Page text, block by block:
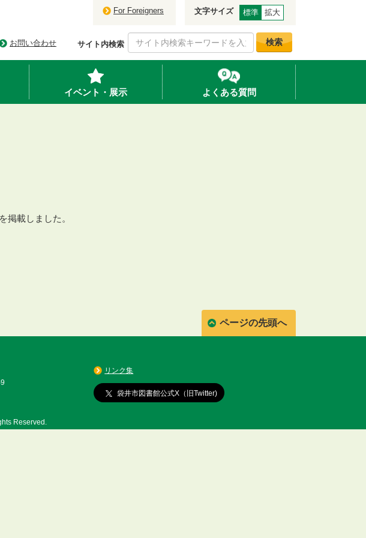
For Foreigners 文字サイズ 標準 拡大
お問い合わせ サイト内検索 検索
イベント・展示 よくある質問
掲載しました。
ページの先頭へ
リンク集
袋井市図書館公式X（旧Twitter)
Reserved.